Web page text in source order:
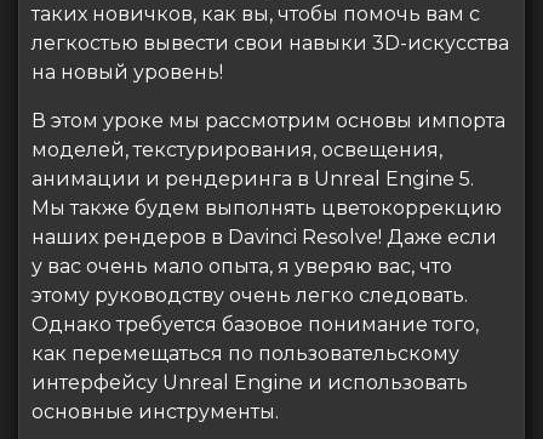
таких новичков, как вы, чтобы помочь вам с
легкостью вывести свои навыки 3D-искусства
на новый уровень!
В этом уроке мы рассмотрим основы импорта
моделей, текстурирования, освещения,
анимации и рендеринга в Unreal Engine 5.
Мы также будем выполнять цветокоррекцию
наших рендеров в Davinci Resolve! Даже если
у вас очень мало опыта, я уверяю вас, что
этому руководству очень легко следовать.
Однако требуется базовое понимание того,
как перемещаться по пользовательскому
интерфейсу Unreal Engine и использовать
основные инструменты.